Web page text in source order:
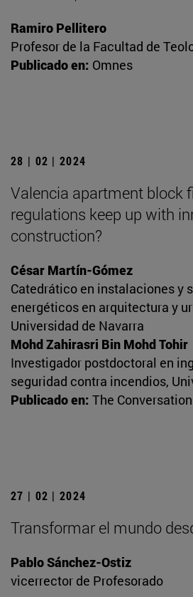
Ramiro Pellitero
Profesor de la Facultad de
Publicado en: Omnes
28 | 02 | 2024
Valencia apartment block
regulations keep up with
construction?
César Martín-Gómez
Catedrático en instalaciones y
energéticos en arquitectura y
Universidad de Navarra
Mohd Zahirasri Bin Mohd Tohir
Investigador postdoctoral en
seguridad contra incendios,
Publicado en: The
27 | 02 | 2024
Transformar el mundo
Pablo Sánchez-Ostiz
vicerrector de Profesorado